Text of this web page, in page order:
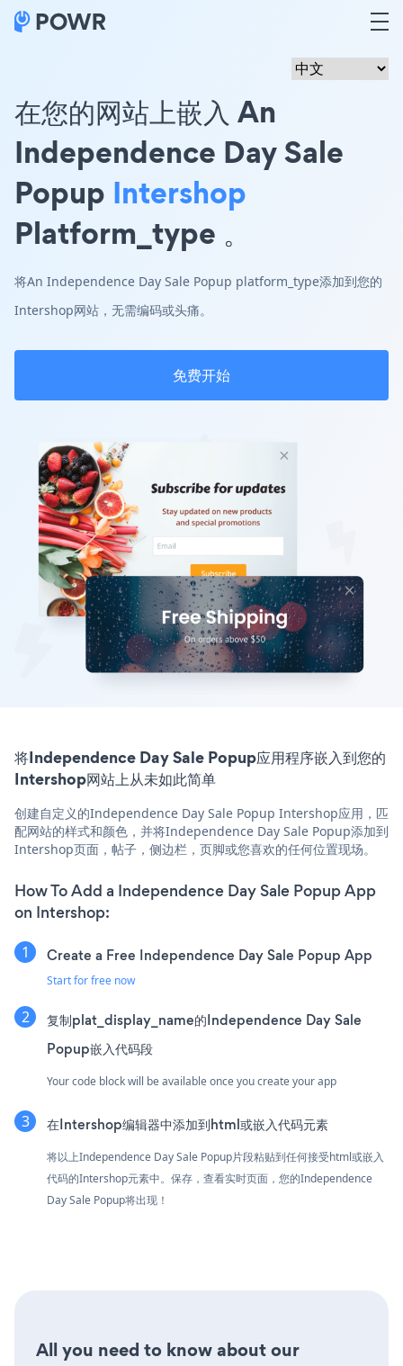
在您的网站上嵌入 An
Independence Day Sale
Popup Intershop
Platform_type 。
将An Independence Day Sale Popup platform_type添加到您的
Intershop网站，无需编码或头痛。
免费开始
将Independence Day Sale Popup应用程序嵌入到您的
Intershop网站上从未如此简单
创建自定义的Independence Day Sale Popup Intershop应用，匹
配网站的样式和颜色，并将Independence Day Sale Popup添加到
Intershop页面，帖子，侧边栏，页脚或您喜欢的任何位置现场。
How To Add a Independence Day Sale Popup App
on Intershop:
Create a Free Independence Day Sale Popup App
Start for free now
复制plat_display_name的Independence Day Sale
Popup嵌入代码段
Your code block will be available once you create your app
在Intershop编辑器中添加到html或嵌入代码元素
将以上Independence Day Sale Popup片段粘贴到任何接受html或嵌入
代码的Intershop元素中。保存，查看实时页面，您的Independence
Day Sale Popup将出现！
All you need to know about our